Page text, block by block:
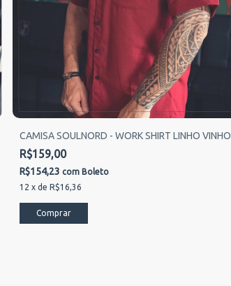
CAMISA SOULNORD - WORK SHIRT LINHO VINHO
R$159,00
R$154,23 com Boleto
12 x de R$16,36
Comprar